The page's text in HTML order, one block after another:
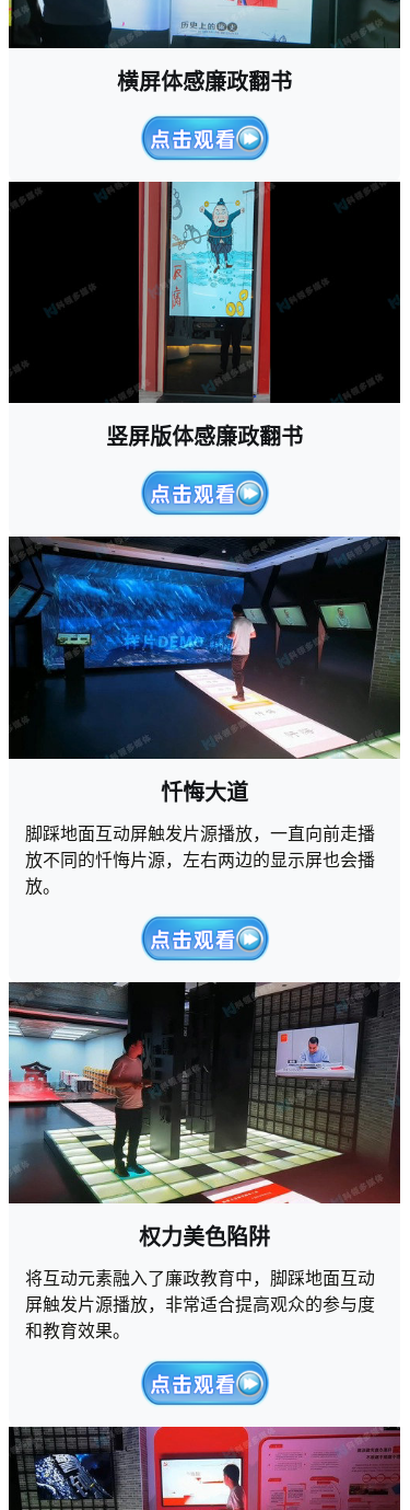
横屏体感廉政翻书
竖屏版体感廉政翻书
忏悔大道
脚踩地面互动屏触发片源播放，一直向前走播
放不同的忏悔片源，左右两边的显示屏也会播
放。
权力美色陷阱
将互动元素融入了廉政教育中，脚踩地面互动
屏触发片源播放，非常适合提高观众的参与度
和教育效果。